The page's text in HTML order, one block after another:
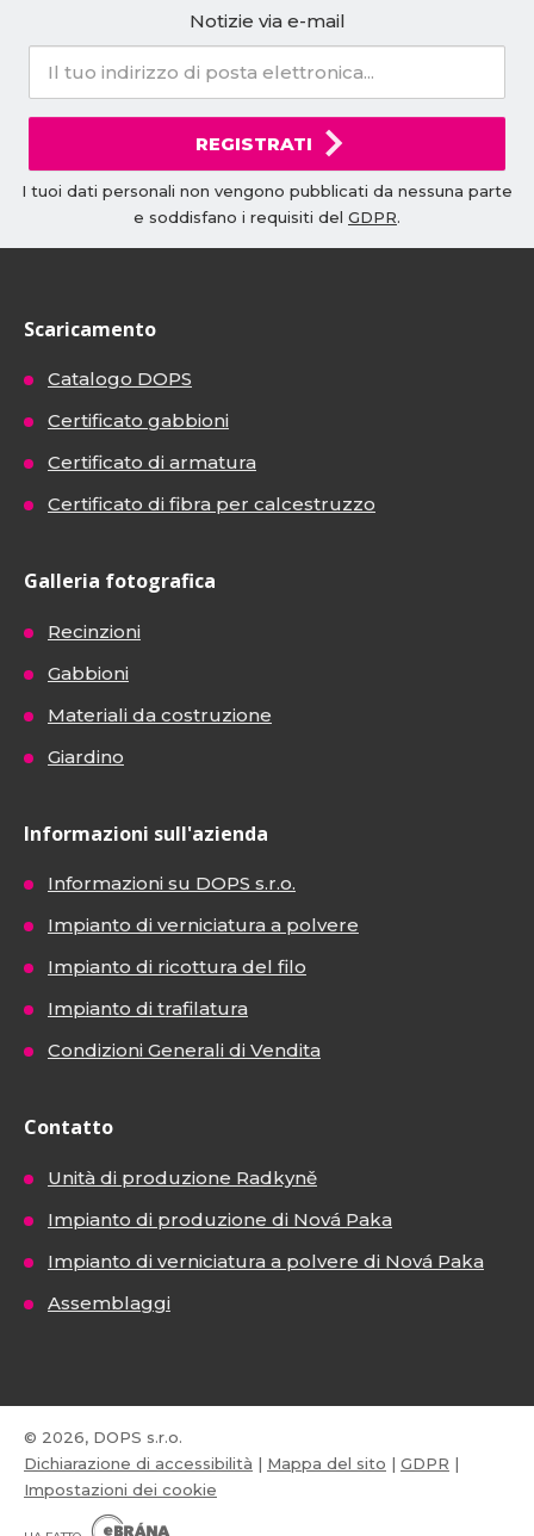
Notizie via e-mail
REGISTRATI
I tuoi dati personali non vengono pubblicati da nessuna parte
e soddisfano i requisiti del GDPR.
Scaricamento
Catalogo DOPS
Certificato gabbioni
Certificato di armatura
Certificato di fibra per calcestruzzo
Galleria fotografica
Recinzioni
Gabbioni
Materiali da costruzione
Giardino
Informazioni sull'azienda
Informazioni su DOPS s.r.o.
Impianto di verniciatura a polvere
Impianto di ricottura del filo
Impianto di trafilatura
Condizioni Generali di Vendita
Contatto
Unità di produzione Radkyně
Impianto di produzione di Nová Paka
Impianto di verniciatura a polvere di Nová Paka
Assemblaggi
© 2026, DOPS s.r.o.
Dichiarazione di accessibilità | Mappa del sito | GDPR |
Impostazioni dei cookie